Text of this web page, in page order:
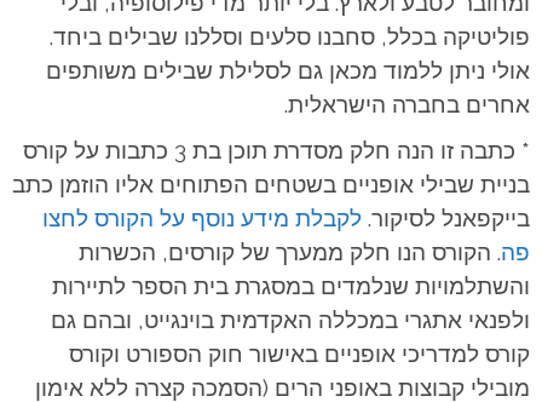
פוליטיקה בכלל, סחבנו סלעים וסללנו שבילים ביחד.
אולי ניתן ללמוד מכאן גם לסלילת שבילים משותפים
אחרים בחברה הישראלית.
* כתבה זו הנה חלק מסדרת תוכן בת 3 כתבות על קורס
בניית שבילי אופניים בשטחים הפתוחים אליו הוזמן כתב
בייקפאנל לסיקור. לקבלת מידע נוסף על הקורס לחצו
פה. הקורס הנו חלק ממערך של קורסים, הכשרות
והשתלמויות שנלמדים במסגרת בית הספר לתיירות
ולפנאי אתגרי במכללה האקדמית בוינגייט, ובהם גם
קורס למדריכי אופניים באישור חוק הספורט וקורס
מובילי קבוצות באופני הרים (הסמכה קצרה ללא אימון